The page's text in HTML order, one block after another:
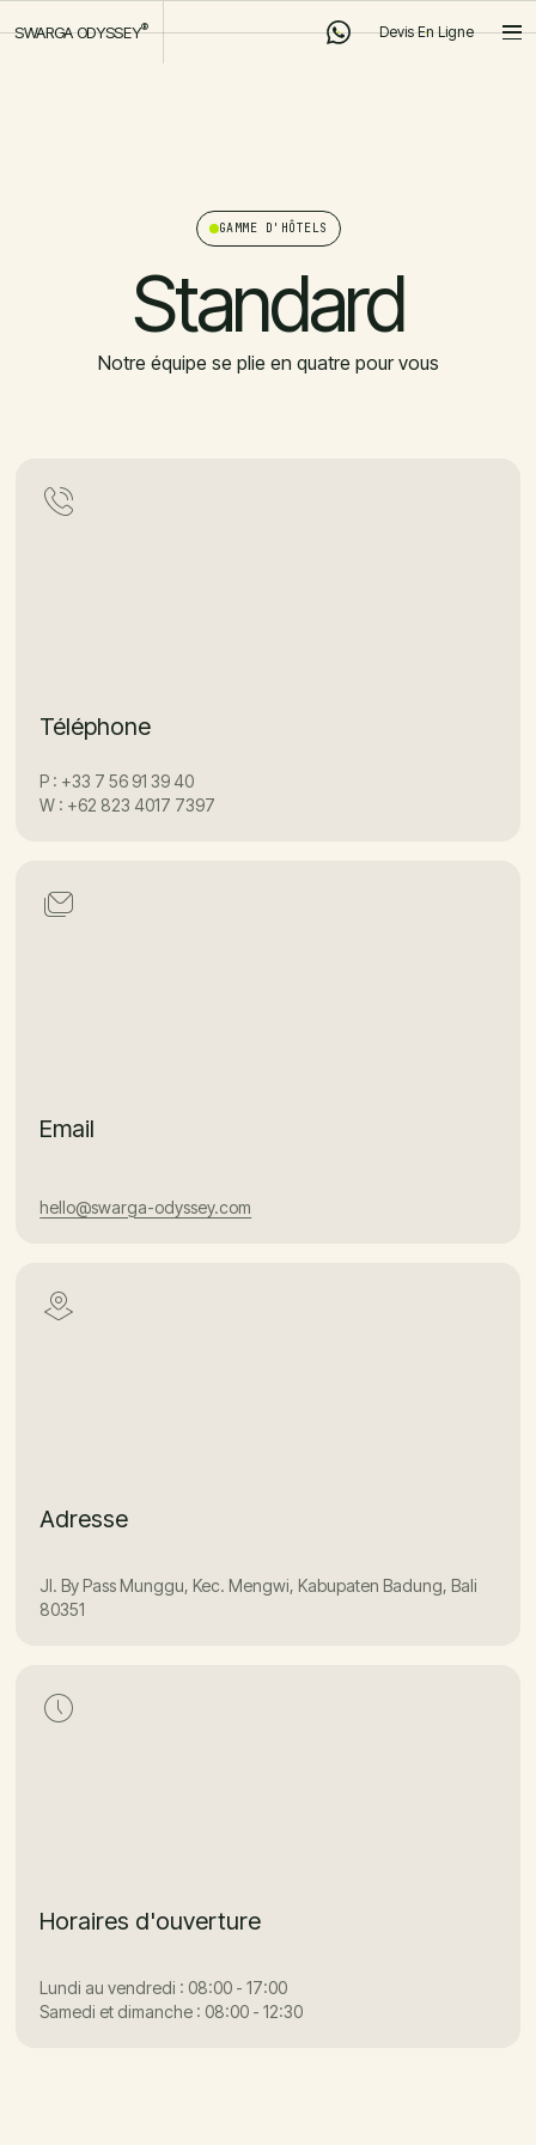
SWARGA ODYSSEY®
Devis En Ligne
GAMME D'HÔTELS
Standard
Notre équipe se plie en quatre pour vous
Téléphone
P : +33 7 56 91 39 40
W : +62 823 4017 7397
Email
hello@swarga-odyssey.com
Adresse
Jl. By Pass Munggu, Kec. Mengwi, Kabupaten Badung, Bali
80351
Horaires d'ouverture
Lundi au vendredi : 08:00 - 17:00
Samedi et dimanche : 08:00 - 12:30